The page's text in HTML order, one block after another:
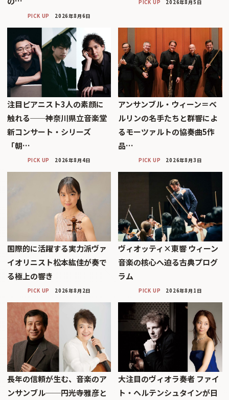
PICK UP 2026年8月6日
PICK UP 2026年8月5日
注目ピアニスト3人の素顔に
触れる──神奈川県立音楽堂
新コンサート・シリーズ
「朝…
PICK UP 2026年8月4日
アンサンブル・ウィーン＝ベ
ルリンの名手たちと群響によ
るモーツァルトの協奏曲5作
品…
PICK UP 2026年8月3日
国際的に活躍する実力派ヴァ
イオリニスト松本紘佳が奏で
る極上の響き
PICK UP 2026年8月2日
ヴィオッティ×東響 ウィーン
音楽の核心へ迫る古典プログ
ラム
PICK UP 2026年8月1日
長年の信頼が生む、音楽のア
ンサンブル──円光寺雅彦と
大注目のヴィオラ奏者 ファイ
ト・ヘルテンシュタインが日